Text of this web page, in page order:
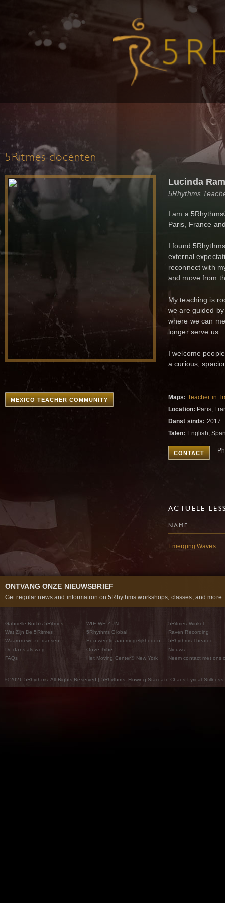
5Ritmes docenten
MEXICO TEACHER COMMUNITY
Lucinda
5Rhythms
I am a
Paris, France
I found
external
reconnect with
and move from
My teaching is
we are guided
where we can
longer serve us.
I welcome
a curious,
Maps: Teacher in
Location: Paris,
Danst sinds: 2017
Talen: English,
CONTACT
ACTUELE
NAME
Emerging Waves
ONTVANG ONZE NIEUWSBRIEF
Get regular news and information on 5Rhythms workshops, classes, and
Gabrielle Roth’s 5Ritmes
Wat Zijn De 5Ritmes
Waarom we ze dansen
De dans als weg
FAQs
WIE WE ZIJN
5Rhythms Global
Een wereld aan mogelijkheden
Onze Tribe
Het Moving Center® New York
5Ritmes Winkel
Raven Recording
5Rhythms Theater
Nieuws
Neem contact met ons
© 2026 5Rhythms. All Rights Reserved | 5Rhythms, Flowing Staccato Chaos Lyrical